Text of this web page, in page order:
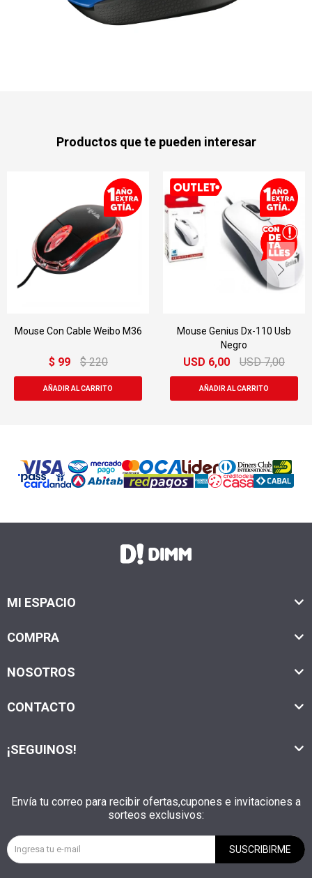
Productos que te pueden interesar
Mouse Con Cable Weibo M36
$ 99 $ 220
Mouse Genius Dx-110 Usb
Negro
USD 6,00 USD 7,00
MI ESPACIO
COMPRA
NOSOTROS
CONTACTO
Envía tu correo para recibir ofertas,cupones e invitaciones a
sorteos exclusivos:
SUSCRIBIRME
¡SEGUINOS!